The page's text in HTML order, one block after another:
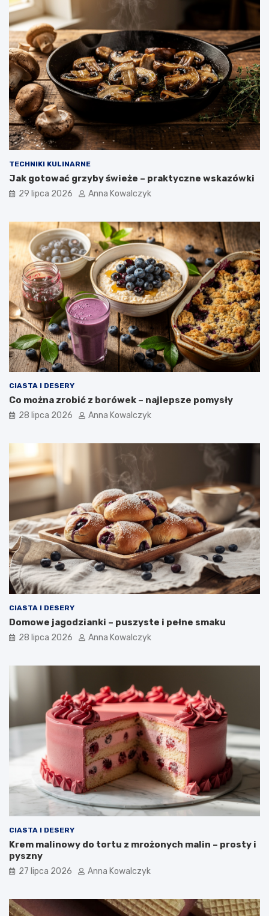
TECHNIKI KULINARNE
Jak gotować grzyby świeże – praktyczne wskazówki
29 lipca 2026 Anna Kowalczyk
CIASTA I DESERY
Co można zrobić z borówek – najlepsze pomysły
28 lipca 2026 Anna Kowalczyk
CIASTA I DESERY
Domowe jagodzianki – puszyste i pełne smaku
28 lipca 2026 Anna Kowalczyk
CIASTA I DESERY
Krem malinowy do tortu z mrożonych malin – prosty i
pyszny
27 lipca 2026 Anna Kowalczyk